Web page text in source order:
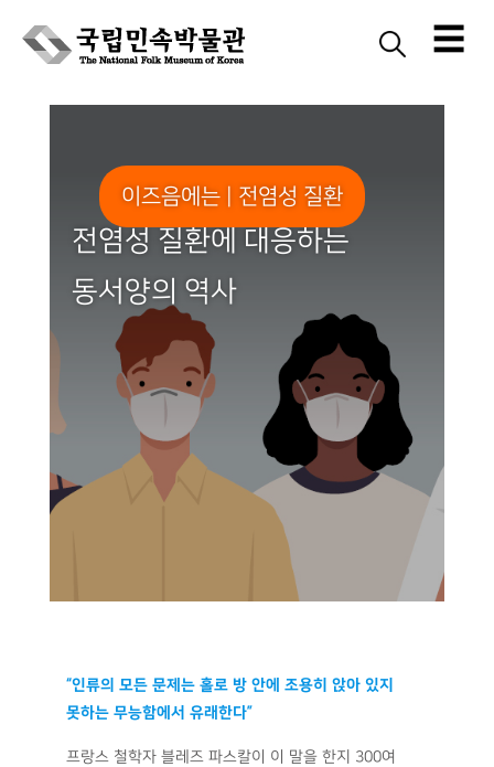
☰
Skip
이즈음에는 | 전염성 질환
전염성 질환에 대응하는
동서양의 역사
“인류의 모든 문제는 홀로 방 안에 조용히 앉아 있지
못하는 무능함에서 유래한다”
프랑스 철학자 블레즈 파스칼이 이 말을 한지 300여